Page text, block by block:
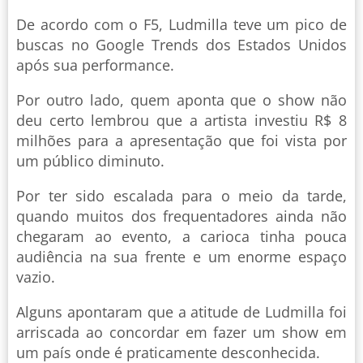
De acordo com o F5, Ludmilla teve um pico de
buscas no Google Trends dos Estados Unidos
após sua performance.
Por outro lado, quem aponta que o show não
deu certo lembrou que a artista investiu R$ 8
milhões para a apresentação que foi vista por
um público diminuto.
Por ter sido escalada para o meio da tarde,
quando muitos dos frequentadores ainda não
chegaram ao evento, a carioca tinha pouca
audiência na sua frente e um enorme espaço
vazio.
Alguns apontaram que a atitude de Ludmilla foi
arriscada ao concordar em fazer um show em
um país onde é praticamente desconhecida.